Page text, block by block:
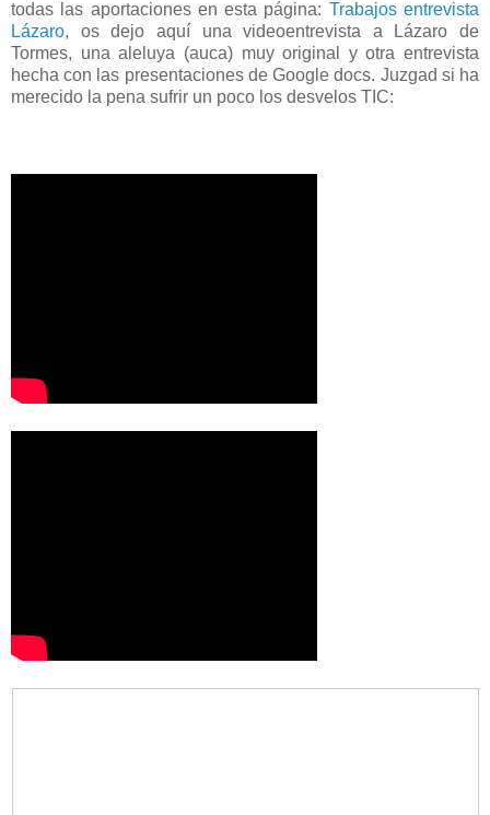
todas las aportaciones en esta página: Trabajos entrevista
Lázaro, os dejo aquí una videoentrevista a Lázaro de
Tormes, una aleluya (auca) muy original y otra entrevista
hecha con las presentaciones de Google docs. Juzgad si ha
merecido la pena sufrir un poco los desvelos TIC: